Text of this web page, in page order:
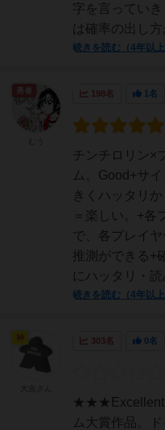
字を言ってい
は確率の出し方
続きを読む（4年以上
198名 1名
チンチロリン×
ム。Good+サ
きくハッタリ
＝楽しい。+
で、各プレイ
推測ができる+
にハッタリ・
続きを読む（4年以上
勇者
303名 0名
★★★Excellent
ム大賞作品。